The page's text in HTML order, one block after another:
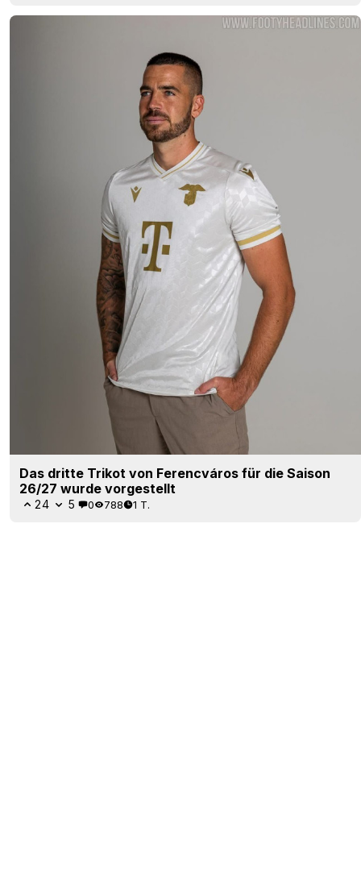
Das dritte Trikot von Ferencváros für die Saison
26/27 wurde vorgestellt
24 5 0 788 1 T.